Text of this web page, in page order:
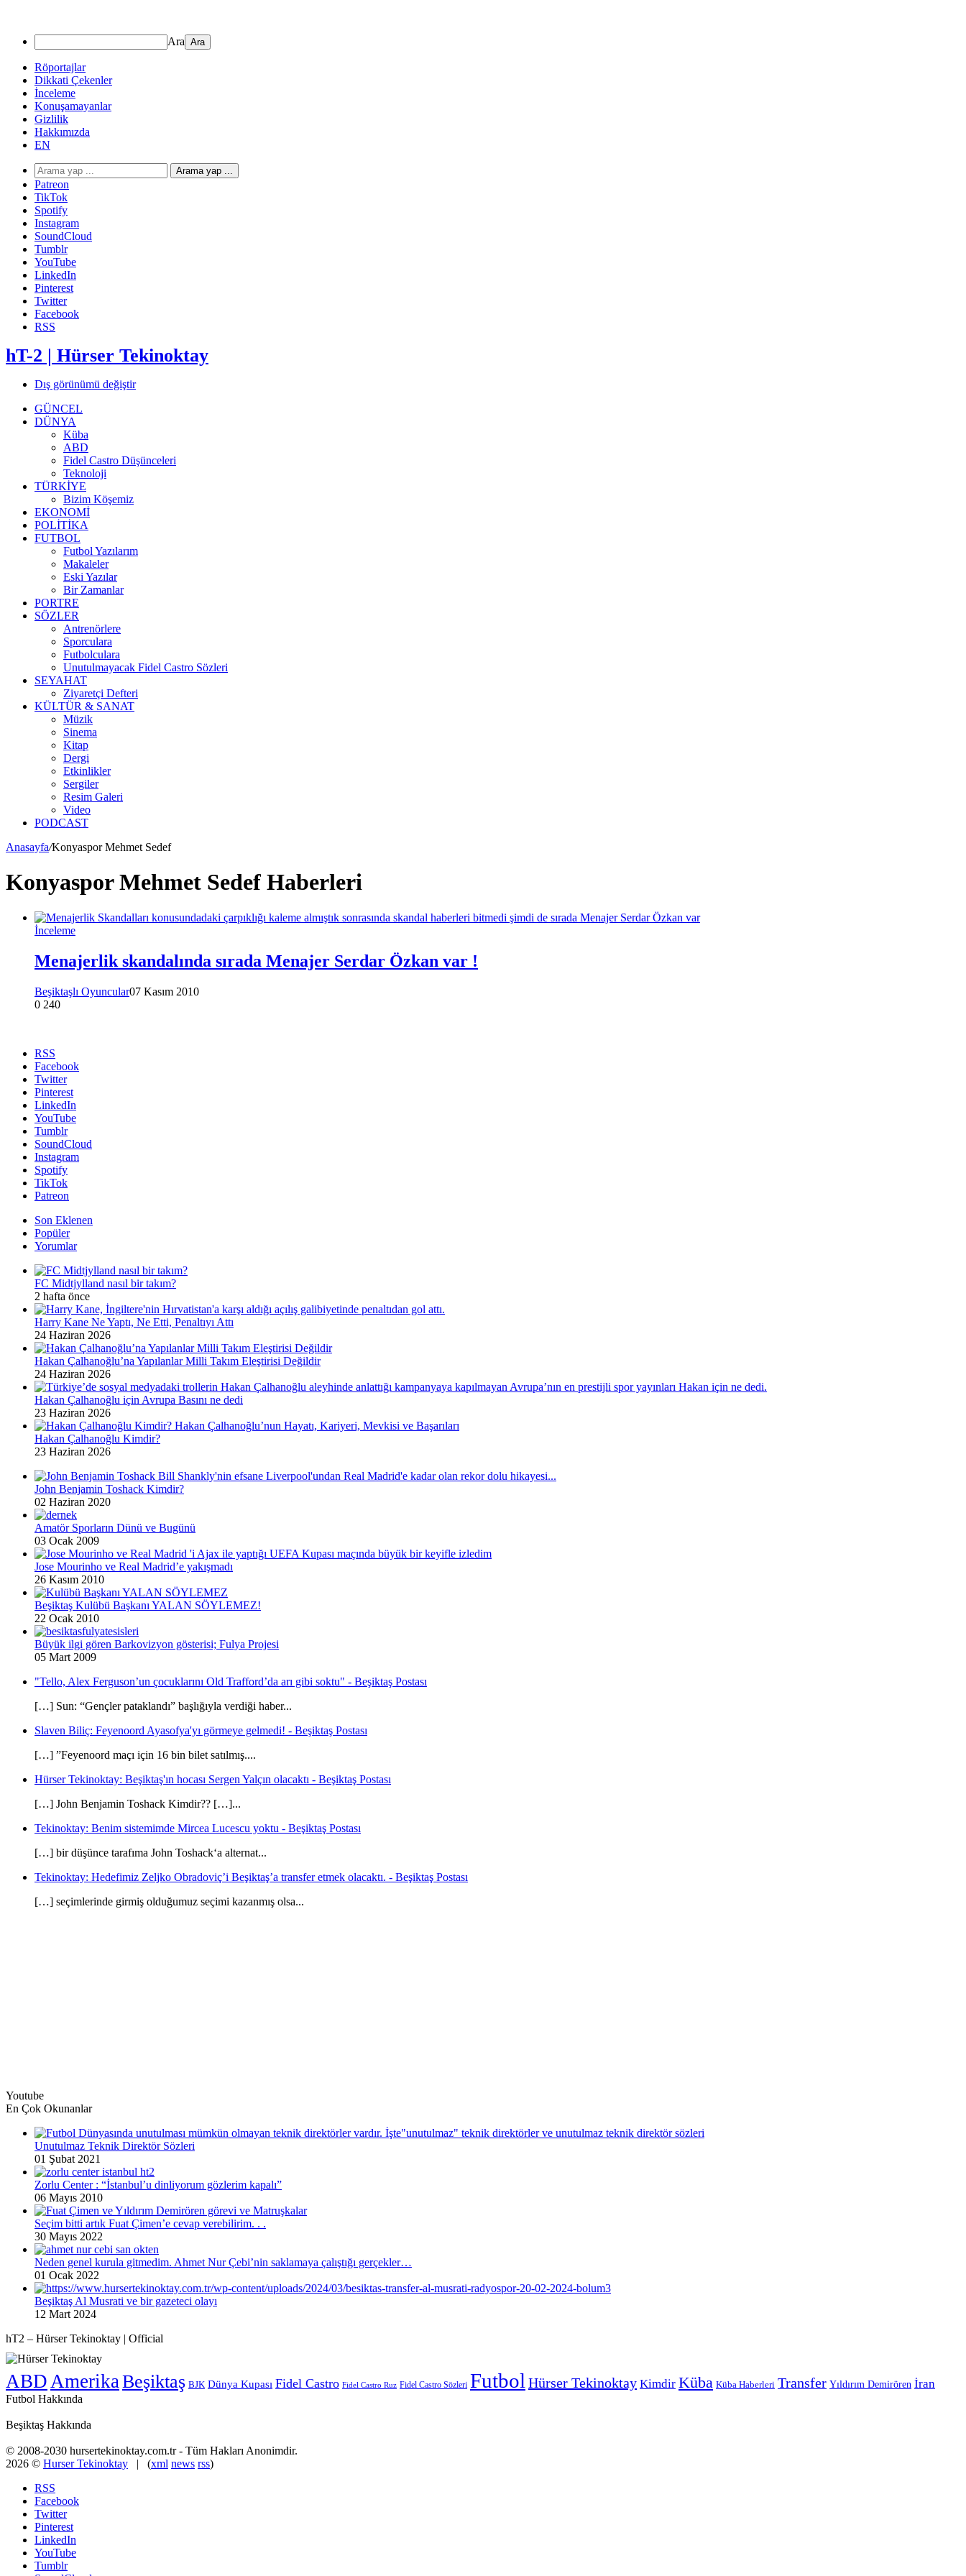
Ara
Röportajlar
Dikkati Çekenler
İnceleme
Konuşamayanlar
Gizlilik
Hakkımızda
EN
Arama yap ...
Patreon
TikTok
Spotify
Instagram
SoundCloud
Tumblr
YouTube
LinkedIn
Pinterest
Twitter
Facebook
RSS
hT-2 | Hürser Tekinoktay
Dış görünümü değiştir
GÜNCEL
DÜNYA
Küba
ABD
Fidel Castro Düşünceleri
Teknoloji
TÜRKİYE
Bizim Köşemiz
EKONOMİ
POLİTİKA
FUTBOL
Futbol Yazılarım
Makaleler
Eski Yazılar
Bir Zamanlar
PORTRE
SÖZLER
Antrenörlere
Sporculara
Futbolculara
Unutulmayacak Fidel Castro Sözleri
SEYAHAT
Ziyaretçi Defteri
KÜLTÜR & SANAT
Müzik
Sinema
Kitap
Dergi
Etkinlikler
Sergiler
Resim Galeri
Video
PODCAST
Anasayfa/Konyaspor Mehmet Sedef
Konyaspor Mehmet Sedef Haberleri
İnceleme
Menajerlik skandalında sırada Menajer Serdar Özkan var !
Beşiktaşlı Oyuncular07 Kasım 2010
0 240
RSS
Facebook
Twitter
Pinterest
LinkedIn
YouTube
Tumblr
SoundCloud
Instagram
Spotify
TikTok
Patreon
Son Eklenen
Popüler
Yorumlar
FC Midtjylland nasıl bir takım?
2 hafta önce
Harry Kane Ne Yaptı, Ne Etti, Penaltıyı Attı
24 Haziran 2026
Hakan Çalhanoğlu’na Yapılanlar Milli Takım Eleştirisi Değildir
24 Haziran 2026
Hakan Çalhanoğlu için Avrupa Basını ne dedi
23 Haziran 2026
Hakan Çalhanoğlu Kimdir?
23 Haziran 2026
John Benjamin Toshack Kimdir?
02 Haziran 2020
Amatör Sporların Dünü ve Bugünü
03 Ocak 2009
Jose Mourinho ve Real Madrid’e yakışmadı
26 Kasım 2010
Beşiktaş Kulübü Başkanı YALAN SÖYLEMEZ!
22 Ocak 2010
Büyük ilgi gören Barkovizyon gösterisi; Fulya Projesi
05 Mart 2009
"Tello, Alex Ferguson’un çocuklarını Old Trafford’da arı gibi soktu" - Beşiktaş Postası
[…] Sun: “Gençler pataklandı” başlığıyla verdiği haber...
Slaven Biliç: Feyenoord Ayasofya'yı görmeye gelmedi! - Beşiktaş Postası
[…] ”Feyenoord maçı için 16 bin bilet satılmış....
Hürser Tekinoktay: Beşiktaş'ın hocası Sergen Yalçın olacaktı - Beşiktaş Postası
[…] John Benjamin Toshack Kimdir?? […]...
Tekinoktay: Benim sistemimde Mircea Lucescu yoktu - Beşiktaş Postası
[…] bir düşünce tarafıma John Toshack‘a alternat...
Tekinoktay: Hedefimiz Zeljko Obradoviç’i Beşiktaş’a transfer etmek olacaktı. - Beşiktaş Postası
[…] seçimlerinde girmiş olduğumuz seçimi kazanmış olsa...
Youtube
En Çok Okunanlar
Unutulmaz Teknik Direktör Sözleri
01 Şubat 2021
Zorlu Center : “İstanbul’u dinliyorum gözlerim kapalı”
06 Mayıs 2010
Seçim bitti artık Fuat Çimen’e cevap verebilirim. . .
30 Mayıs 2022
Neden genel kurula gitmedim. Ahmet Nur Çebi’nin saklamaya çalıştığı gerçekler…
01 Ocak 2022
Beşiktaş Al Musrati ve bir gazeteci olayı
12 Mart 2024
hT2 – Hürser Tekinoktay | Official
ABD Amerika Beşiktaş BJK Dünya Kupası Fidel Castro Fidel Castro Ruz Fidel Castro Sözleri Futbol Hürser Tekinoktay Kimdir Küba Küba Haberleri Transfer Yıldırım Demirören İran
Futbol Hakkında
Beşiktaş Hakkında
© 2008-2030 hursertekinoktay.com.tr - Tüm Hakları Anonimdir.
2026 © Hurser Tekinoktay | (xml news rss)
RSS
Facebook
Twitter
Pinterest
LinkedIn
YouTube
Tumblr